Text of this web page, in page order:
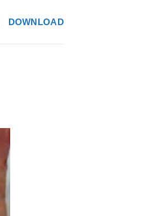
DOWNLOAD